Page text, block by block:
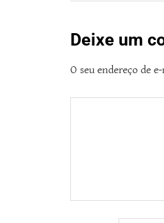
Deixe um
O seu endereço de